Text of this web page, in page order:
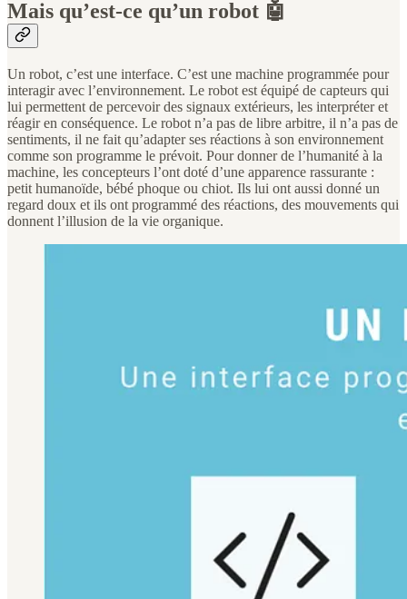
Mais qu’est-ce qu’un robot 🤖
Un robot, c’est une interface. C’est une machine programmée pour
interagir avec l’environnement. Le robot est équipé de capteurs qui
lui permettent de percevoir des signaux extérieurs, les interpréter et
réagir en conséquence. Le robot n’a pas de libre arbitre, il n’a pas de
sentiments, il ne fait qu’adapter ses réactions à son environnement
comme son programme le prévoit. Pour donner de l’humanité à la
machine, les concepteurs l’ont doté d’une apparence rassurante :
petit humanoïde, bébé phoque ou chiot. Ils lui ont aussi donné un
regard doux et ils ont programmé des réactions, des mouvements qui
donnent l’illusion de la vie organique.